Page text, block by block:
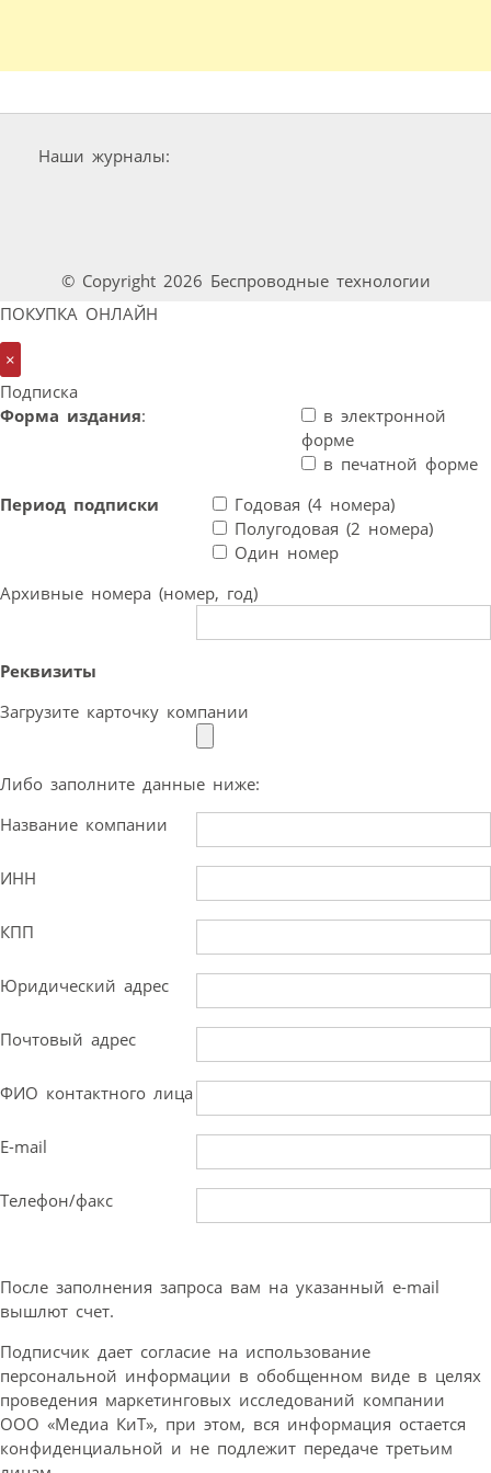
Наши журналы:
© Copyright 2026 Беспроводные технологии
ПОКУПКА ОНЛАЙН
×
Подписка
Форма издания:
в электронной
форме
в печатной форме
Период подписки
Годовая (4 номера)
Полугодовая (2 номера)
Один номер
Архивные номера (номер, год)
Реквизиты
Загрузите карточку компании
Либо заполните данные ниже:
Название компании
ИНН
КПП
Юридический адрес
Почтовый адрес
ФИО контактного лица
E-mail
Телефон/факс
После заполнения запроса вам на указанный e-mail
вышлют счет.
Подписчик дает согласие на использование
персональной информации в обобщенном виде в целях
проведения маркетинговых исследований компании
ООО «Медиа КиТ», при этом, вся информация остается
конфиденциальной и не подлежит передаче третьим